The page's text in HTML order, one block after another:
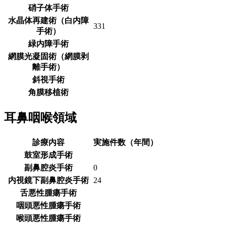
硝子体手術
水晶体再建術（白内障
手術）
331
緑内障手術
網膜光凝固術（網膜剥
離手術）
斜視手術
角膜移植術
耳鼻咽喉領域
診療内容
実施件数（年間）
鼓室形成手術
副鼻腔炎手術
0
内視鏡下副鼻腔炎手術 24
舌悪性腫瘍手術
咽頭悪性腫瘍手術
喉頭悪性腫瘍手術